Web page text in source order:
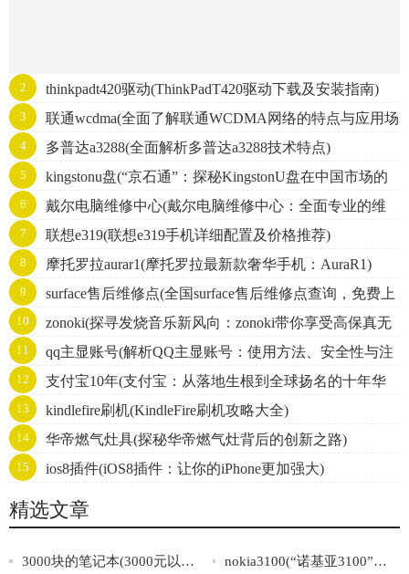
2 thinkpadt420驱动(ThinkPadT420驱动下载及安装指南)
3
联通wcdma(全面了解联通WCDMA网络的特点与应用场
景)
4 多普达a3288(全面解析多普达a3288技术特点)
5
kingstonu盘(“京石通”：探秘KingstonU盘在中国市场的
战略发展之路)
6
戴尔电脑维修中心(戴尔电脑维修中心：全面专业的维
修服务)
7 联想e319(联想e319手机详细配置及价格推荐)
8 摩托罗拉aurar1(摩托罗拉最新款奢华手机：AuraR1)
9
surface售后维修点(全国surface售后维修点查询，免费上
门维修服务！)
10
zonoki(探寻发烧音乐新风向：zonoki带你享受高保真无
线音质)
11
qq主显账号(解析QQ主显账号：使用方法、安全性与注
意事项)
12
支付宝10年(支付宝：从落地生根到全球扬名的十年华
章)
13 kindlefire刷机(KindleFire刷机攻略大全)
14 华帝燃气灶具(探秘华帝燃气灶背后的创新之路)
15 ios8插件(iOS8插件：让你的iPhone更加强大)
精选文章
3000块的笔记本(3000元以下性价比最高的笔记本推荐)
nokia3100(“诺基亚3100”：一款经典的老式手机)